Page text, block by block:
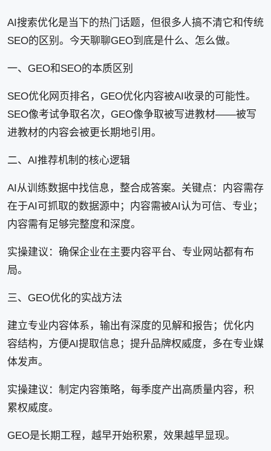
AI搜索优化是当下的热门话题，但很多人搞不清它和传统
SEO的区别。今天聊聊GEO到底是什么、怎么做。
一、GEO和SEO的本质区别
SEO优化网页排名，GEO优化内容被AI收录的可能性。
SEO像考试争取名次，GEO像争取被写进教材——被写
进教材的内容会被更长期地引用。
二、AI推荐机制的核心逻辑
AI从训练数据中找信息，整合成答案。关键点：内容需存
在于AI可抓取的数据源中；内容需被AI认为可信、专业；
内容需有足够完整度和深度。
实操建议：确保企业在主要内容平台、专业网站都有布
局。
三、GEO优化的实战方法
建立专业内容体系，输出有深度的见解和报告；优化内
容结构，方便AI提取信息；提升品牌权威度，多在专业媒
体发声。
实操建议：制定内容策略，每季度产出高质量内容，积
累权威度。
GEO是长期工程，越早开始积累，效果越早显现。